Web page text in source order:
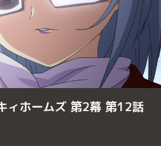
ィホームズ 第2幕 第12話